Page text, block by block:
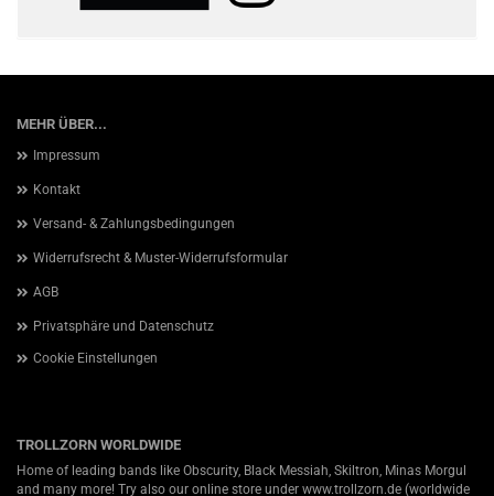
MEHR ÜBER...
Impressum
Kontakt
Versand- & Zahlungsbedingungen
Widerrufsrecht & Muster-Widerrufsformular
AGB
Privatsphäre und Datenschutz
Cookie Einstellungen
TROLLZORN WORLDWIDE
Home of leading bands like Obscurity, Black Messiah, Skiltron, Minas Morgul
and many more! Try also our online store under www.trollzorn.de (worldwide